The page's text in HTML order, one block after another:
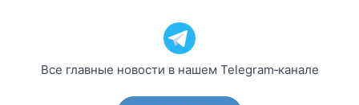
Все главные новости в нашем Telegram‑канале